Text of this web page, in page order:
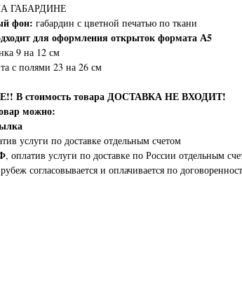
ГАБАРДИНЕ
фон: габардин с цветной печатью по ткани
для оформления открыток формата А5
9 на 12 см
с полями 23 на 26 см
В стоимость товара ДОСТАВКА НЕ ВХОДИТ!
можно:
услуги по доставке отдельным счетом
, оплатив услуги по доставке по России отдельным
согласовывается и оплачивается по